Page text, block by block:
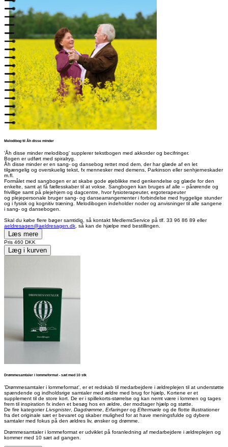
Melodibog til Åh disse minder
'Åh disse minder melodibog' supplerer tekstbogen med akkorder og becifringer.
Bogen er udført med spiralryg.
Åh disse minder er en sang- og dansebog rettet mod dem, der har glæde af en let
tilgængelig og overskuelig tekst, fx mennesker med demens, Parkinson eller senhjerneskader
m.fl.
Formålet med sangbogen er at skabe gode øjeblikke med genkendelse og glæde for den
enkelte, samt at få fællesskaber til at vokse. Sangbogen kan bruges af alle – pårørende og
frivillige samt på plejehjem og dagcentre, hvor fysioterapeuter, ergoterapeuter
og plejepersonale bruger sang- og dansearrangementer i forbindelse med hyggelige stunder
og i fysisk og kognitiv træning. Melodibogen indeholder noder og anvisninger til alle sangene
i sang- og dansebogen.
Skal du købe flere bøger samtidig, så kontakt MedlemsService på tlf. 33 96 86 89 eller
aeldresagen@aeldresagen.dk , så kan de hjælpe med bestillingen.
Læs mere
Pris 460 DKK
Læg i kurven
Drømmesamtaler i lommeformat - sæt med 10 stk
'Drømmesamtaler i lommeformat', er et redskab til medarbejdere i ældreplejen til at understøtte
spændende og indholdsrige samtaler med ældre med brug for hjælp, Kortene er et
supplement til de store kort. De er i spillekorts-størrelse og kan nemt være i lommen og tages
frem til inspiration fx inden et besøg hos en ældre, der modtager hjælp og støtte.
De fire kategorierLivsgnister, Dagdrømme, Erfaringerog Eftermæle og de flotte illustrationer
fra det originale sæt er bevaret og skaber mulighed for at have meningsfulde og dybere
samtaler med fokus på den ældres liv, ønsker og drømme.
Drømmesamtaler i lommeformat er udviklet på foranledning af medarbejdere i ældreplejen og
kommer med 10 sæt ad gangen.